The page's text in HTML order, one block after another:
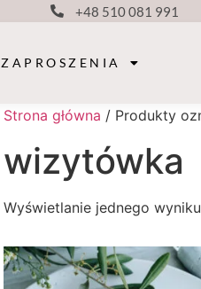
+48 510 081 991
ZAPROSZENIA
Strona główna / Produkty
wizytówka
Wyświetlanie jednego wyniku